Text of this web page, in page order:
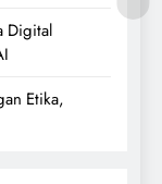
Digital
Etika,